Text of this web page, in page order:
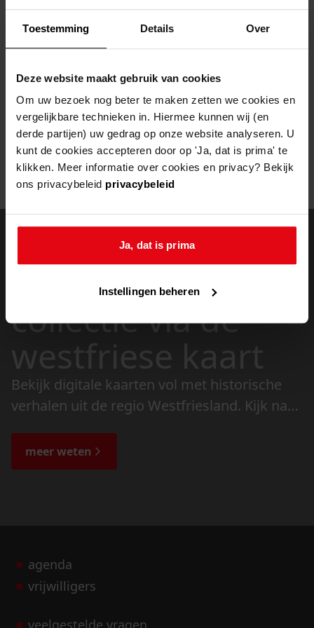
Toestemming Details Over
Deze website maakt gebruik van cookies
Om uw bezoek nog beter te maken zetten we cookies en
vergelijkbare technieken in. Hiermee kunnen wij (en
derde partijen) uw gedrag op onze website analyseren. U
kunt de cookies accepteren door op 'Ja, dat is prima' te
klikken. Meer informatie over cookies en privacy? Bekijk
ons privacybeleid privacybeleid
Ja, dat is prima
Instellingen beheren
Helaas, er is een fout opgetreden
Mogelijk kunt u deze pagina niet bezoeken door:
een verouderde bladwijzer/favoriet
een zoekmachine heeft eenverouderde lijst van de website
eenfout getyptadres
doorzoek de
collectie via de
westfriese kaart
Bekijk digitale kaarten vol met historische
verhalen uit de regio Westfriesland. Kijk naar
de bijzondere verhalen.
meer weten
agenda
vrijwilligers